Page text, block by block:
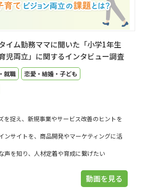
イム勤務ママに聞いた「小学1年生
児両立」に関するインタビュー調査
就職
恋愛・結婚・子ども
を捉え、新規事業やサービス改善のヒントを
ンサイトを、商品開発やマーケティングに活
声を知り、人材定着や育成に繋げたい
動画を見る